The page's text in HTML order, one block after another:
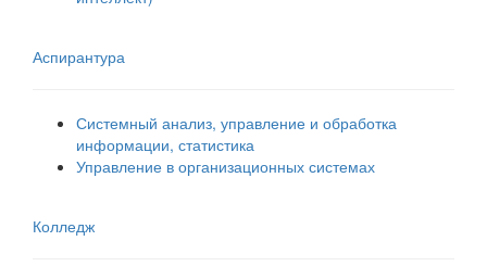
Аспирантура
Системный анализ, управление и обработка
информации, статистика
Управление в организационных системах
Колледж